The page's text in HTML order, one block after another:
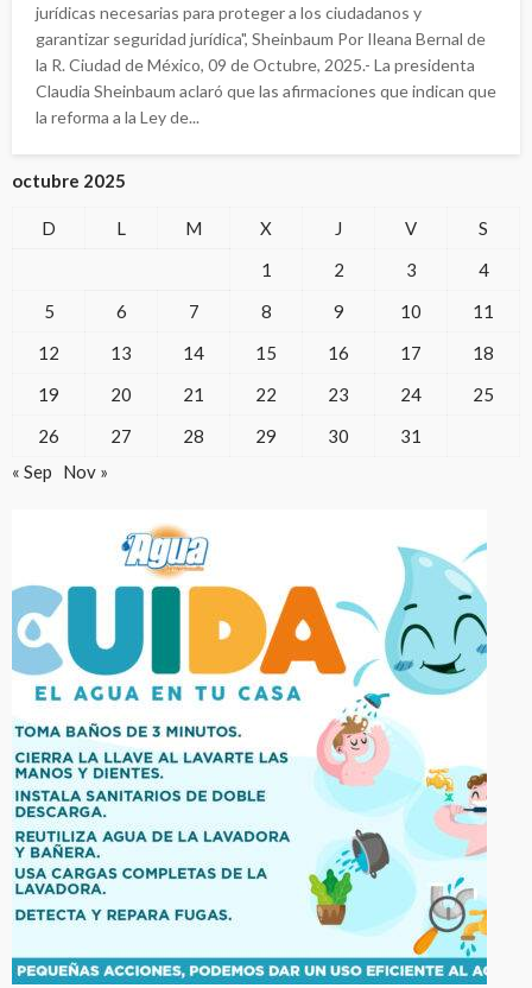
jurídicas necesarias para proteger a los ciudadanos y
garantizar seguridad jurídica", Sheinbaum Por Ileana Bernal de
la R. Ciudad de México, 09 de Octubre, 2025.- La presidenta
Claudia Sheinbaum aclaró que las afirmaciones que indican que
la reforma a la Ley de...
octubre 2025
D L M X J V
S
1
2 3
4
5
6 7 8 9 10
11
12
13 14 15 16 17
18
19
20 21 22 23 24
25
26
27 28 29 30
31
« Sep
Nov »